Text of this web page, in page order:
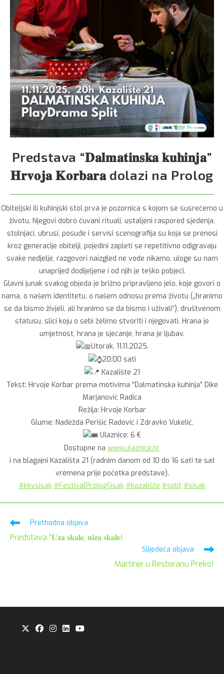
Predstava “𝐃𝐚𝐥𝐦𝐚𝐭𝐢𝐧𝐬𝐤𝐚 𝐤𝐮𝐡𝐢𝐧𝐣𝐚”
𝐇𝐫𝐯𝐨𝐣𝐚 𝐊𝐨𝐫𝐛𝐚𝐫𝐚 dolazi na Prolog
Obiteljski ili kuhinjski stol prva je pozornica s kojom se susrećemo u
životu. Njegovi dobro čuvani rituali, ustaljeni raspored sjedenja,
stolnjaci, ubrusi, posuđe i servisi scenografija su koja se prenosi
kroz generacije obitelji, pojedini zapleti se repetitivno odigravaju
svake nedjelje, razgovori naizgled ne vode nikamo, uloge su nam
unaprijed dodijeljene i od njih je teško pobjeći.
Glavni junak svakog objeda je brižno pripravljeno jelo, koje govori o
nama, o našem identitetu, o našem odnosu prema životu („hranimo
se da bismo živjeli, ali hranimo se da bismo i uživali“), društvenom
statusu, slici koju o sebi želimo stvoriti i njegovati. Hrana je
umjetnost, hrana je sjećanje, hrana je ljubav.
Utorak, 11.11.2025.
20:00 sati
Kazalište 21
Tekst: Hrvoje Korbar prema motivima “Dalmatinska kuhinja” Dike
Marjanović Radica
Režija: Hrvoje Korbar
Glume: Nadežda Perišić Radović i Zdravko Vukelić.
Ulaznice: 6 €
Dostupne na www.ulaznice.hr
i na blagajni Kazališta 21 (radnim danom od 10 do 16 sati te sat
vremena prije početka predstave).
#kkvsisak #FestivalPrologSisak #kazalište #split #sisak
Pročitaj
članaka
Prethodna objava
Predstava “𝐔𝐳𝐚 𝐬𝐤𝐚𝐥𝐞, 𝐧𝐢𝐳𝐚 𝐬𝐤𝐚𝐥𝐞!
Slijedeća objava
Martinje u Restoranu Preko!